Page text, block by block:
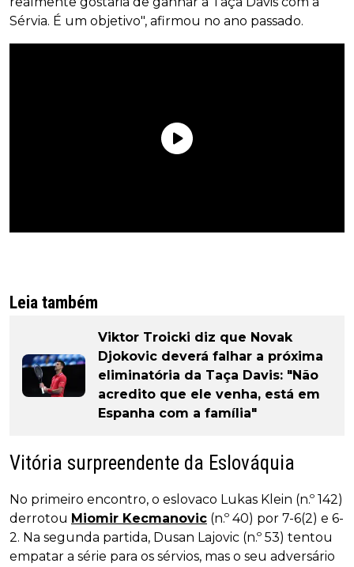
Sérvia. É um objetivo", afirmou no ano passado.
Leia também
Viktor Troicki diz que Novak
Djokovic deverá falhar a próxima
eliminatória da Taça Davis: "Não
acredito que ele venha, está em
Espanha com a família"
Vitória surpreendente da Eslováquia
No primeiro encontro, o eslovaco Lukas Klein (n.º 142)
derrotou Miomir Kecmanovic (n.º 40) por 7-6(2) e 6-
2. Na segunda partida, Dusan Lajovic (n.º 53) tentou
empatar a série para os sérvios, mas o seu adversário